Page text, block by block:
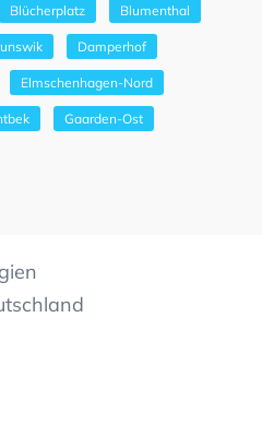
Blücherplatz Blumenthal
Damperhof
Elmschenhagen-Nord
Gaarden-Ost